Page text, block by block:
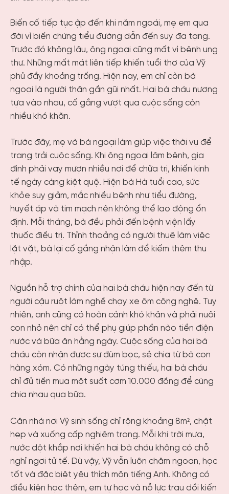
Biến cố tiếp tục ập đến khi năm ngoái, mẹ em qua
đời vì biến chứng tiểu đường dẫn đến suy đa tạng.
Trước đó không lâu, ông ngoại cũng mất vì bệnh ung
thư. Những mất mát liên tiếp khiến tuổi thơ của Vỹ
phủ đầy khoảng trống. Hiện nay, em chỉ còn bà
ngoại là người thân gần gũi nhất. Hai bà cháu nương
tựa vào nhau, cố gắng vượt qua cuộc sống còn
nhiều khó khăn.
Trước đây, mẹ và bà ngoại làm giúp việc thời vụ để
trang trải cuộc sống. Khi ông ngoại lâm bệnh, gia
đình phải vay mượn nhiều nơi để chữa trị, khiến kinh
tế ngày càng kiệt quệ. Hiện bà Hà tuổi cao, sức
khỏe suy giảm, mắc nhiều bệnh như tiểu đường,
huyết áp và tim mạch nên không thể lao động ổn
định. Mỗi tháng, bà đều phải đến bệnh viện lấy
thuốc điều trị. Thỉnh thoảng có người thuê làm việc
lặt vặt, bà lại cố gắng nhận làm để kiếm thêm thu
nhập.
Nguồn hỗ trợ chính của hai bà cháu hiện nay đến từ
người cậu ruột làm nghề chạy xe ôm công nghệ. Tuy
nhiên, anh cũng có hoàn cảnh khó khăn và phải nuôi
con nhỏ nên chỉ có thể phụ giúp phần nào tiền điện
nước và bữa ăn hằng ngày. Cuộc sống của hai bà
cháu còn nhận được sự đùm bọc, sẻ chia từ bà con
hàng xóm. Có những ngày túng thiếu, hai bà cháu
chỉ đủ tiền mua một suất cơm 10.000 đồng để cùng
chia nhau qua bữa.
Căn nhà nơi Vỹ sinh sống chỉ rộng khoảng 8m², chật
hẹp và xuống cấp nghiêm trọng. Mỗi khi trời mưa,
nước dột khắp nơi khiến hai bà cháu không có chỗ
nghỉ ngơi tử tế. Dù vậy, Vỹ vẫn luôn chăm ngoan, học
tốt và đặc biệt yêu thích môn tiếng Anh. Không có
điều kiện học thêm, em tự học và nỗ lực trau dồi kiến